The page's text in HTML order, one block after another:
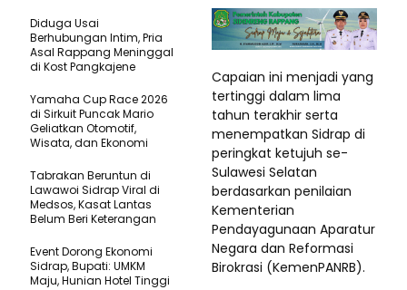
Capaian ini menjadi yang
tertinggi dalam lima
tahun terakhir serta
menempatkan Sidrap di
peringkat ketujuh se-
Sulawesi Selatan
berdasarkan penilaian
Kementerian
Pendayagunaan Aparatur
Negara dan Reformasi
Birokrasi (KemenPANRB).
Diduga Usai
Berhubungan Intim, Pria
Asal Rappang Meninggal
di Kost Pangkajene
Yamaha Cup Race 2026
di Sirkuit Puncak Mario
Geliatkan Otomotif,
Wisata, dan Ekonomi
Tabrakan Beruntun di
Lawawoi Sidrap Viral di
Medsos, Kasat Lantas
Belum Beri Keterangan
Event Dorong Ekonomi
Sidrap, Bupati: UMKM
Maju, Hunian Hotel Tinggi